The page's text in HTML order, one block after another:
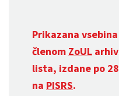
Prikazana
členom ZoUL
lista, izdane po
na PISRS.